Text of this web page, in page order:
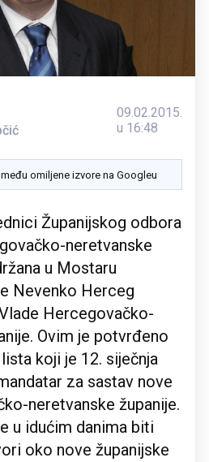
09.02.2015.
u 16:48
omiljene izvore na Googleu
Županijskog odbora
neretvanske
u Mostaru
Nevenko Herceg
Hercegovačko-
Ovim je potvrđeno
koji je 12. siječnja
za sastav nove
neretvanske županije.
u idućim danima biti
oko nove županijske